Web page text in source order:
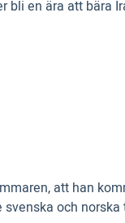
en ära att bära
att han
och